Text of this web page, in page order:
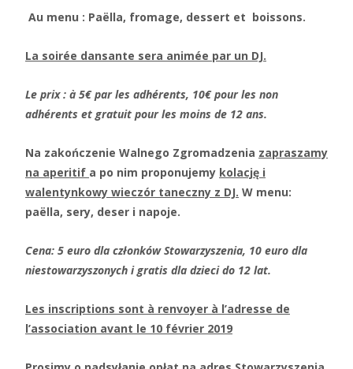
Au menu : Paëlla, fromage, dessert et boissons.
La soirée dansante sera animée par un DJ.
Le prix : à 5€ par les adhérents, 10€ pour les non
adhérents et gratuit pour les moins de 12 ans.
Na zakończenie Walnego Zgromadzenia zapraszamy
na aperitif a po nim proponujemy kolację i
walentynkowy wieczór taneczny z DJ. W menu:
paëlla, sery, deser i napoje.
Cena: 5 euro dla członków Stowarzyszenia, 10 euro dla
niestowarzyszonych i gratis dla dzieci do 12 lat.
Les inscriptions sont à renvoyer à l’adresse de
l’association avant le 10 février 2019